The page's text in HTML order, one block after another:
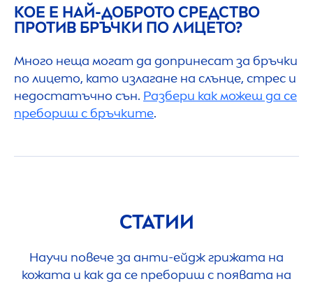
КОЕ Е НАЙ-ДОБРОТО СРЕДСТВО
ПРОТИВ БРЪЧКИ ПО ЛИЦЕТО?
Много неща могат да допринесат за бръчки
по лицето, като излагане на слънце, стрес и
недостатъчно сън. Разбери как можеш да се
пребориш с бръчките.
СТАТИИ
Научи повече за анти-ейдж грижата на
кожата и как да се пребориш с появата на